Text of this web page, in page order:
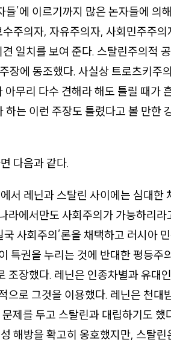
들’에 이르기까지 많은 논자들에 의
주의자, 자유주의자, 사회민주주
일치를 보여 준다. 스탈린주의적
주장에 동조했다. 사실상 트로츠키주
아무리 다수 견해라 해도 틀릴 때가
하는 이런 주장도 틀렸다고 볼 만한
다음과 같다.
서 레닌과 스탈린 사이에는 심대한
라에서만도 사회주의가 가능하리
국 사회주의’론을 채택하고 러시아
특권을 누리는 것에 반대한 평등주
조장했다. 레닌은 인종차별과 유대
으로 그것을 이용했다. 레닌은 천대
제를 두고 스탈린과 대립하기도
해방을 확고히 옹호했지만, 스탈